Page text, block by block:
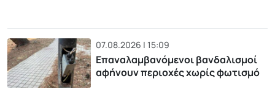
07.08.2026 | 15:09
Επαναλαμβανόμενοι βανδαλισμοί
αφήνουν περιοχές χωρίς φωτισμό